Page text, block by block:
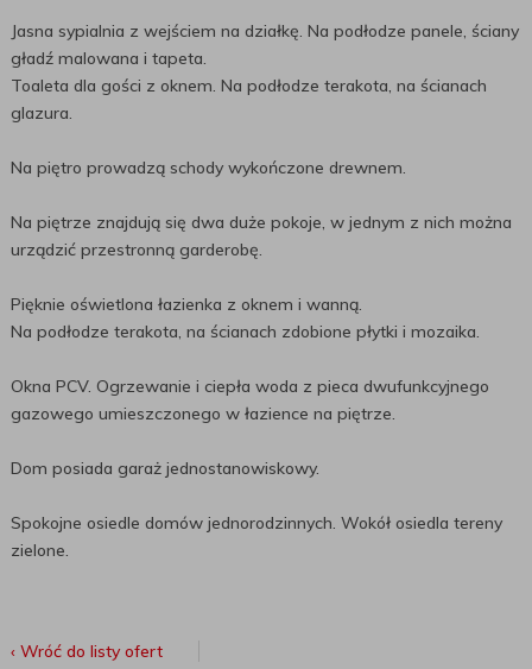
Jasna sypialnia z wejściem na działkę. Na podłodze panele, ściany
gładź malowana i tapeta.
Toaleta dla gości z oknem. Na podłodze terakota, na ścianach
glazura.
Na piętro prowadzą schody wykończone drewnem.
Na piętrze znajdują się dwa duże pokoje, w jednym z nich można
urządzić przestronną garderobę.
Pięknie oświetlona łazienka z oknem i wanną.
Na podłodze terakota, na ścianach zdobione płytki i mozaika.
Okna PCV. Ogrzewanie i ciepła woda z pieca dwufunkcyjnego
gazowego umieszczonego w łazience na piętrze.
Dom posiada garaż jednostanowiskowy.
Spokojne osiedle domów jednorodzinnych. Wokół osiedla tereny
zielone.
‹ Wróć do listy ofert